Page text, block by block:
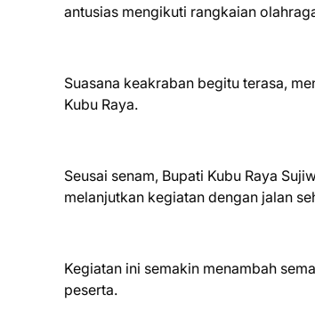
antusias mengikuti rangkaian
Suasana keakraban begitu terasa,
Kubu Raya.
Seusai senam, Bupati Kubu Raya
melanjutkan kegiatan dengan jalan
Kegiatan ini semakin menambah
peserta.